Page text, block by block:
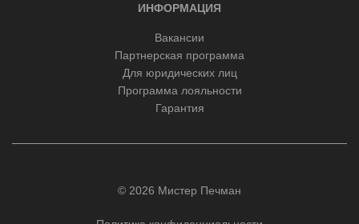
ИНФОРМАЦИЯ
Вакансии
Партнерская программа
Для юридических лиц
Программа лояльности
Гарантия
© 2026 Мистер Печман